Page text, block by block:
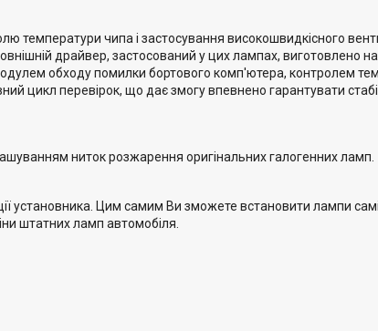
температури чипа і застосування високошвидкісного
драйвер, застосований у цих лампах, виготовлено на
обходу помилки бортового комп'ютера, контролем
цикл перевірок, що дає змогу впевнено гарантувати
ниток розжарення оригінальних галогенних ламп.
установника. Цим самим Ви зможете встановити лампи
штатних ламп автомобіля.